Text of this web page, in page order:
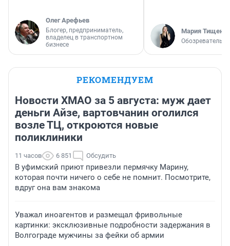
Олег Арефьев
Блогер, предприниматель,
владелец в транспортном
бизнесе
Мария Тищенко
Обозреватель
РЕКОМЕНДУЕМ
Новости ХМАО за 5 августа: муж дает
деньги Айзе, вартовчанин оголился
возле ТЦ, откроются новые
поликлиники
11 часов 6 851 Обсудить
В уфимский приют привезли пермячку Марину,
которая почти ничего о себе не помнит. Посмотрите,
вдруг она вам знакома
Уважал иноагентов и размещал фривольные
картинки: эксклюзивные подробности задержания в
Волгограде мужчины за фейки об армии